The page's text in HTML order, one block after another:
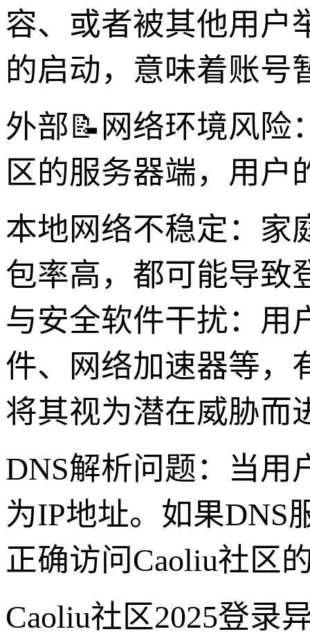
容、或者被其他用户
的启动，意味着账号
外部📝网络环境风险
区的服务器端，用户
本地网络不稳定：家
包率高，都可能导致
与安全软件干扰：用
件、网络加速器等，
将其视为潜在威胁而
DNS解析问题：当用
为IP地址。如果DNS
正确访问Caoliu社区
Caoliu社区2025登录